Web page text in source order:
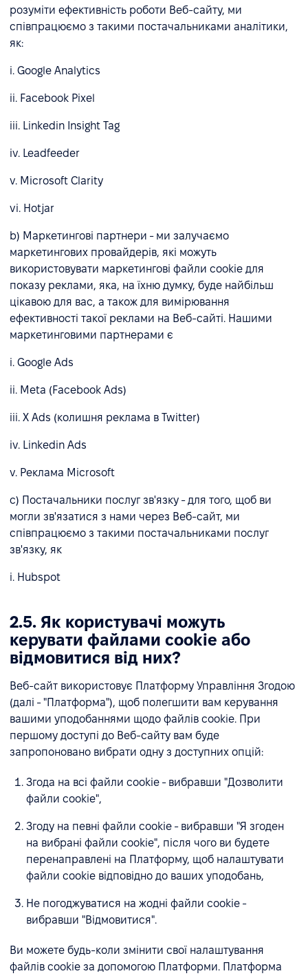
розуміти ефективність роботи Веб-сайту, ми
співпрацюємо з такими постачальниками аналітики,
як:
i. Google Analytics
ii. Facebook Pixel
iii. Linkedin Insight Tag
iv. Leadfeeder
v. Microsoft Clarity
vi. Hotjar
b) Маркетингові партнери - ми залучаємо
маркетингових провайдерів, які можуть
використовувати маркетингові файли cookie для
показу реклами, яка, на їхню думку, буде найбільш
цікавою для вас, а також для вимірювання
ефективності такої реклами на Веб-сайті. Нашими
маркетинговими партнерами є
i. Google Ads
ii. Meta (Facebook Ads)
iii. X Ads (колишня реклама в Twitter)
iv. Linkedin Ads
v. Реклама Microsoft
c) Постачальники послуг зв'язку - для того, щоб ви
могли зв'язатися з нами через Веб-сайт, ми
співпрацюємо з такими постачальниками послуг
зв'язку, як
i. Hubspot
2.5. Як користувачі можуть
керувати файлами cookie або
відмовитися від них?
Веб-сайт використовує Платформу Управління Згодою
(далі - "Платформа"), щоб полегшити вам керування
вашими уподобаннями щодо файлів cookie. При
першому доступі до Веб-сайту вам буде
запропоновано вибрати одну з доступних опцій:
Згода на всі файли cookie - вибравши "Дозволити
файли cookie",
Згоду на певні файли cookie - вибравши "Я згоден
на вибрані файли cookie", після чого ви будете
перенаправлені на Платформу, щоб налаштувати
файли cookie відповідно до ваших уподобань,
Не погоджуватися на жодні файли cookie -
вибравши "Відмовитися".
Ви можете будь-коли змінити свої налаштування
файлів cookie за допомогою Платформи. Платформа